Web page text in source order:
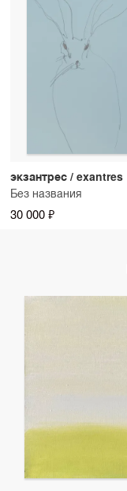
экзантрес / exantres
Без названия
30 000 ₽